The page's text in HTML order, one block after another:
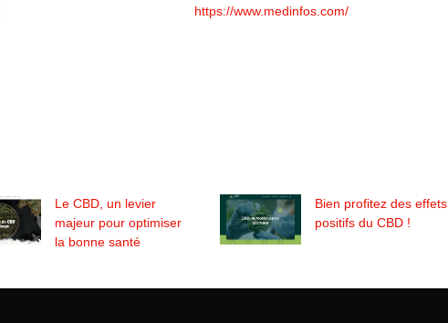
https://www.medinfos.com/
Le CBD, un levier
majeur pour optimiser
la bonne santé
Bien profitez des effets
positifs du CBD !